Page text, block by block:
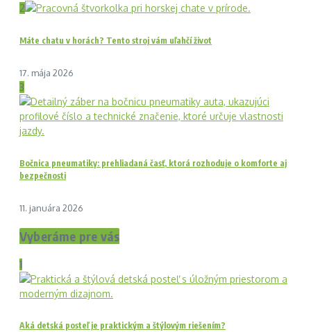
2
Máte chatu v horách? Tento stroj vám uľahčí život
17. mája 2026
3
Bočnica pneumatiky: prehliadaná časť, ktorá rozhoduje o komforte aj
bezpečnosti
11. januára 2026
Vyberáme pre vás
1
Aká detská posteľ je praktickým a štýlovým riešením?